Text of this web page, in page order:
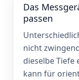
Das
passen
nicht
dieselbe Tiefe
kann für